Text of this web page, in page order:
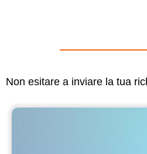
Non esitare a inviare la tua